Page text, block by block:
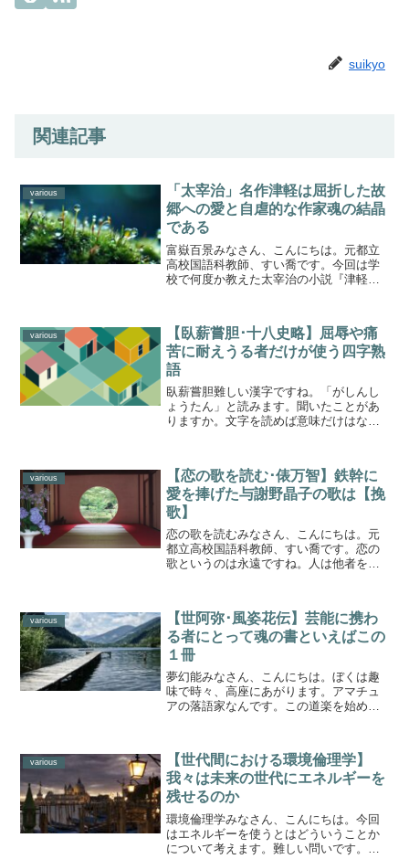
suikyo
関連記事
various
「太宰治」名作津軽は屈折した故
郷への愛と自虐的な作家魂の結晶
である
富嶽百景みなさん、こんにちは。元都立
高校国語科教師、すい喬です。今回は学
校で何度か教えた太宰治の小説『津軽』
タージュともいえば言えます。旅行記の
一種です。しかしその筆致は...
various
【臥薪嘗胆･十八史略】屈辱や痛
苦に耐えうる者だけが使う四字熟
語
臥薪嘗胆難しい漢字ですね。「がしんし
ょうたん」と読みます。聞いたことがあ
りますか。文字を読めば意味だけはなん
寝ると痛い。肝は苦いものです。なめて
おいしいものではありませ...
various
【恋の歌を読む･俵万智】鉄幹に
愛を捧げた与謝野晶子の歌は【挽
歌】
恋の歌を読むみなさん、こんにちは。元
都立高校国語科教師、すい喬です。恋の
歌というのは永遠ですね。人は他者を愛
聞歌をつくり続けてきました。相聞歌と
は男女の恋愛をうたったも...
various
【世阿弥･風姿花伝】芸能に携わ
る者にとって魂の書といえばこの
１冊
夢幻能みなさん、こんにちは。ぼくは趣
味で時々、高座にあがります。アマチュ
アの落語家なんです。この道楽を始めて
風景も目にしますね。なんの違和感もな
く、すんなりと溶け込んで...
various
【世代間における環境倫理学】
我々は未来の世代にエネルギーを
残せるのか
環境倫理学みなさん、こんにちは。今回
はエネルギーを使うとはどういうことか
について考えます。難しい問いです。真